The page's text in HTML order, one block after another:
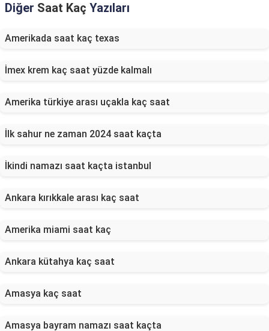
Diğer Saat Kaç Yazıları
Amerikada saat kaç texas
İmex krem kaç saat yüzde kalmalı
Amerika türkiye arası uçakla kaç saat
İlk sahur ne zaman 2024 saat kaçta
İkindi namazı saat kaçta istanbul
Ankara kırıkkale arası kaç saat
Amerika miami saat kaç
Ankara kütahya kaç saat
Amasya kaç saat
Amasya bayram namazı saat kaçta